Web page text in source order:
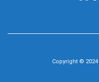
Copyright © 2024